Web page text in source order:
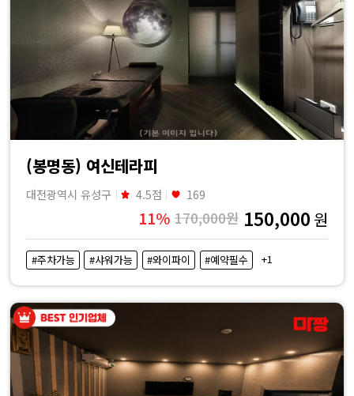
(봉명동) 여신테라피
대전광역시 유성구 4.5점 169
11% 170,000원 150,000 원
#주차가능 #샤워가능 #와이파이 #예약필수 +1